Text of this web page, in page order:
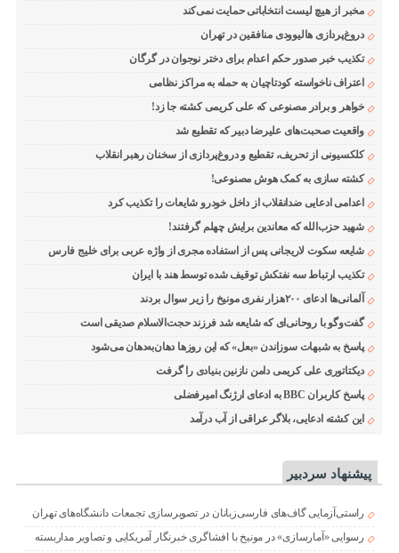
مخبر از هیچ لیست انتخاباتی حمایت نمی‌کند
دروغ‌پردازی هالیوودی منافقین در تهران
تکذیب خبر صدور حکم اعدام برای دختر نوجوان در گرگان
اعتراف ناخواسته کودتاچیان به حمله به مراکز نظامی
خواهر و برادر مصنوعی که علی کریمی کشته جا زد!
واقعیت صحبت‌های علیرضا دبیر که تقطیع شد
کلکسیونی از تحریف، تقطیع و دروغ‌پردازی از سخنان رهبر انقلاب
کشته سازی به کمک هوش مصنوعی!
اعدامی ادعایی ضدانقلاب از داخل خودرو شایعات را تکذیب کرد
شهید حزب‌الله که معاندین برایش چهلم گرفتند!
شایعه سکوت لاریجانی پس از استفاده مجری از واژه عربی برای خلیج فارس
تکذیب ارتباط سه نفتکش توقیف شده توسط هند با ایران
آلمانی‌ها ادعای ۲۰۰هزار نفری مونیخ را زیر سوال بردند
گفت‌وگو با روحانی‌ای که شایعه شد فرزند حجت‌الاسلام صدیقی است
پاسخ به شبهات سوزاندن «بعل» که این روزها دهان‌به‌دهان می‌شود
دیکتاتوری علی کریمی دامن نازنین بنیادی را گرفت
پاسخ کاربران BBC به ادعای ارژنگ امیرفضلی
این کشته ادعایی، بلاگر عراقی از آب درآمد
پیشنهاد سردبیر
راستی‌آزمایی گاف‌های فارسی‌زبانان در تصویرسازی تجمعات دانشگاه‌های تهران
رسوایی «آمارسازی» در مونیخ با افشاگری خبرنگار آمریکایی و تصاویر مداربسته